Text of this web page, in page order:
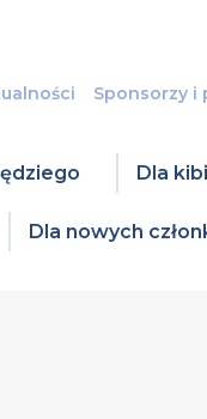
Sponsorzy i
Dla
Dla nowych